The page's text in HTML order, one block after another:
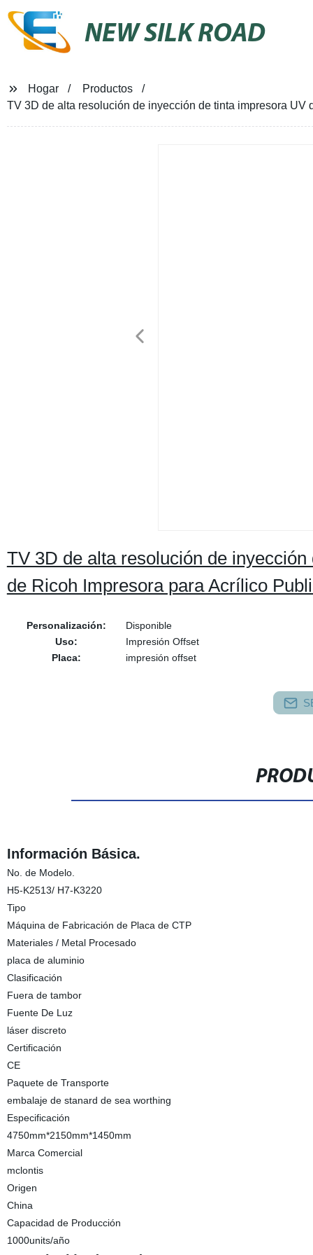
NEW SILK ROAD
Hogar
Productos
TV 3D de alta resolución de inyección de tinta impresora
TV 3D de alta resolución de
de Ricoh Impresora para Acrílico
Personalización:
Disponible
Uso:
Impresión Offset
Placa:
impresión offset
Información Básica.
No. de Modelo.
H5-K2513/ H7-K3220
Tipo
Máquina de Fabricación de Placa de CTP
Materiales / Metal Procesado
placa de aluminio
Clasificación
Fuera de tambor
Fuente De Luz
láser discreto
Certificación
CE
Paquete de Transporte
embalaje de stanard de sea worthing
Especificación
4750mm*2150mm*1450mm
Marca Comercial
mclontis
Origen
China
Capacidad de Producción
1000units/año